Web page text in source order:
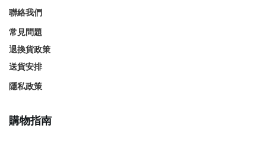
聯絡我們
常見問題
退換貨政策
送貨安排
隱私政策
購物指南